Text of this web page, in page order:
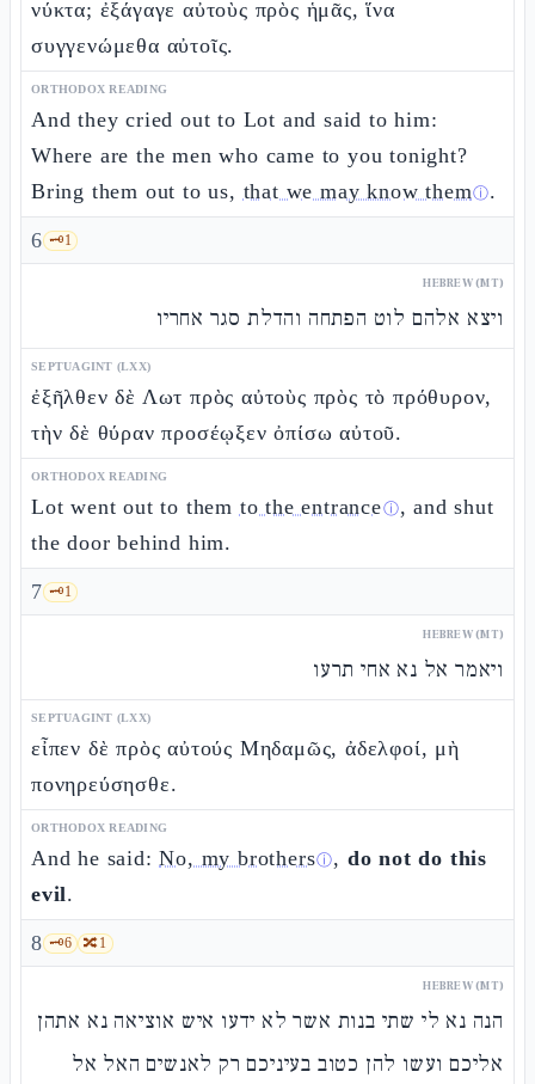
νύκτα; ἐξάγαγε αὐτοὺς πρὸς ἡμᾶς, ἵνα
συγγενώμεθα αὐτοῖς.
ORTHODOX READING
And they cried out to Lot and said to him:
Where are the men who came to you tonight?
Bring them out to us, that we may know themⓘ.
6 🗝️1
HEBREW (MT)
ויצא אלהם לוט הפתחה והדלת סגר אחריו
SEPTUAGINT (LXX)
ἐξῆλθεν δὲ Λωτ πρὸς αὐτοὺς πρὸς τὸ πρόθυρον,
τὴν δὲ θύραν προσέῳξεν ὀπίσω αὐτοῦ.
ORTHODOX READING
Lot went out to them to the entranceⓘ, and shut
the door behind him.
7 🗝️1
HEBREW (MT)
ויאמר אל נא אחי תרעו
SEPTUAGINT (LXX)
εἶπεν δὲ πρὸς αὐτούς Μηδαμῶς, ἀδελφοί, μὴ
πονηρεύσησθε.
ORTHODOX READING
And he said:No, my brothersⓘ, do not do this
evil.
8 🗝️6 🔀1
HEBREW (MT)
הנה נא לי שתי בנות אשר לא ידעו איש אוציאה נא אתהן
אליכם ועשו להן כטוב בעיניכם רק לאנשים האל אל